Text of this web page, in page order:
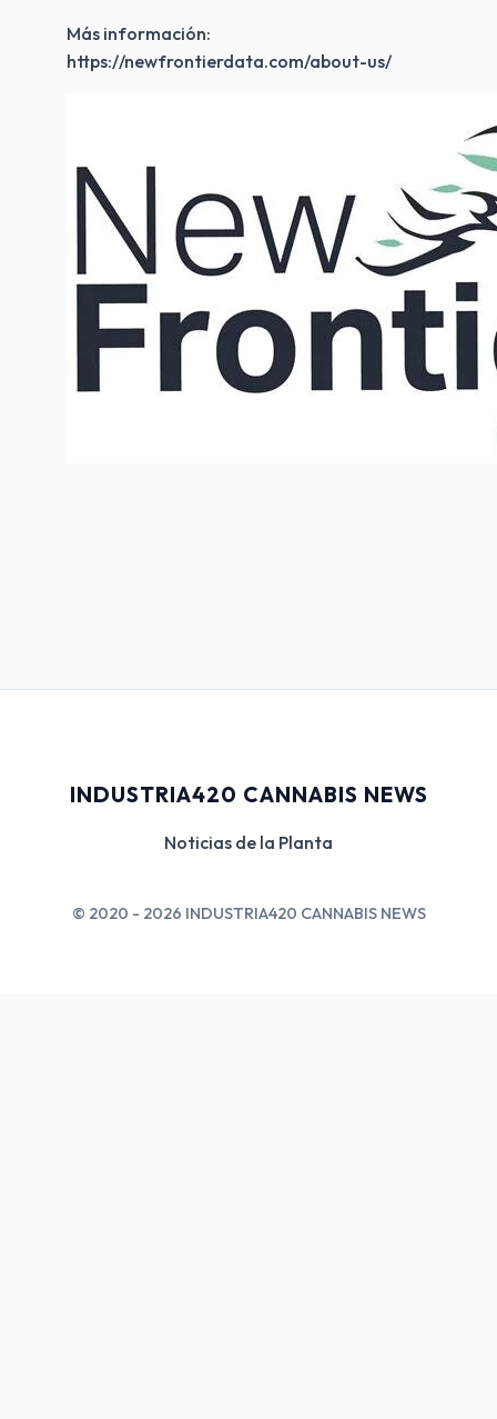
Más información:
https://newfrontierdata.com/about-us/
INDUSTRIA420 CANNABIS NEWS
Noticias de la Planta
© 2020 - 2026 INDUSTRIA420 CANNABIS NEWS